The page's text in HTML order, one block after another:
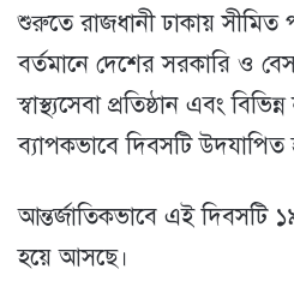
শুরুতে রাজধানী ঢাকায়
বর্তমানে দেশের সরকারি ও
স্বাস্থ্যসেবা প্রতিষ্ঠান এবং
ব্যাপকভাবে দিবসটি উদযাপিত
আন্তর্জাতিকভাবে এই দিবসটি
হয়ে আসছে।